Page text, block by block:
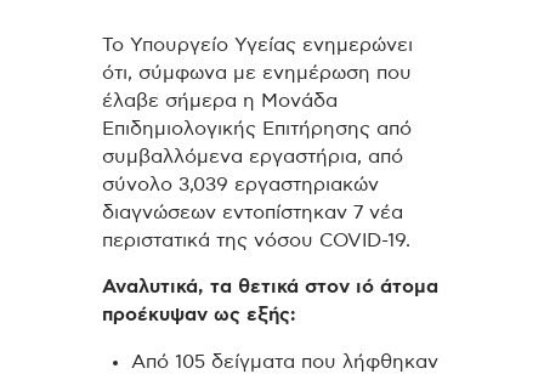
Το Υπουργείο Υγείας ενημερώνει
ότι, σύμφωνα με ενημέρωση που
έλαβε σήμερα η Μονάδα
Επιδημιολογικής Επιτήρησης από
συμβαλλόμενα εργαστήρια, από
σύνολο 3,039 εργαστηριακών
διαγνώσεων εντοπίστηκαν 7 νέα
περιστατικά της νόσου COVID-19.
Αναλυτικά, τα θετικά στον ιό άτομα
προέκυψαν ως εξής:
Από 105 δείγματα που λήφθηκαν